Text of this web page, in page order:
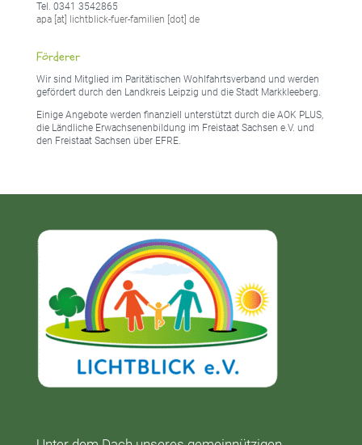
Tel. 0341 3542865
apa [at] lichtblick-fuer-familien [dot] de
Förderer
Wir sind Mitglied im Paritätischen Wohlfahrtsverband und werden
gefördert durch den Landkreis Leipzig und die Stadt Markkleeberg.
Einige Angebote werden finanziell unterstützt durch die AOK PLUS,
die Ländliche Erwachsenenbildung im Freistaat Sachsen e.V. und
den Freistaat Sachsen über EFRE.